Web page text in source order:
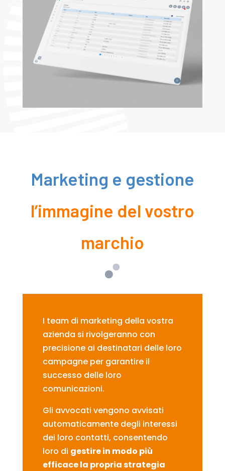
Marketing e gestione
l’immagine del vostro
marchio
I team di marketing della vostra
azienda si rivolgeranno con
precisione ai destinatari delle loro
campagne per garantire il
successo delle loro
comunicazioni.
Gli avvocati vengono avvisati
automaticamente degli interessi
dei loro contatti, consentendo
loro di gestire in modo più
efficace la propria strategia